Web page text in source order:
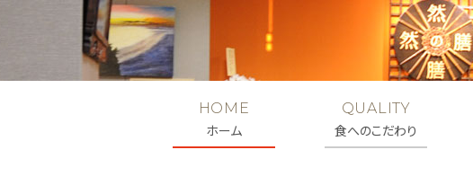
HOME
ホーム
QUALITY
食へのこだわり